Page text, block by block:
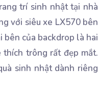
trí sinh nhật tại nhà
với siêu xe LX570 bên
bên của backdrop là hai
thích trông rất đẹp mắt.
sinh nhật dành riêng